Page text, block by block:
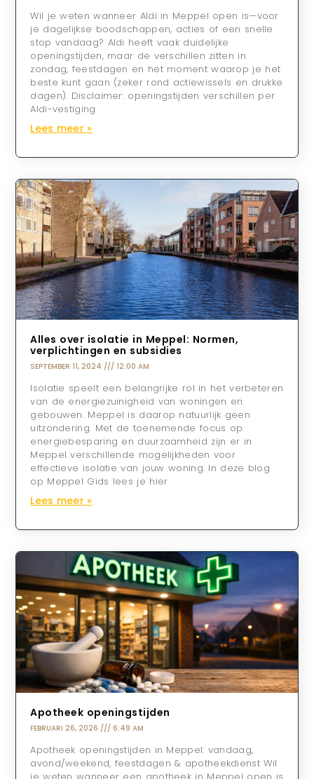
Wil je weten wanneer Aldi in Meppel open is—voor
je dagelijkse boodschappen, acties of een snelle
stop vandaag? Aldi heeft vaak duidelijke
openingstijden, maar de verschillen zitten in
zondag, feestdagen en het moment waarop je het
beste kunt gaan (zeker rond actiewissels en drukke
dagen). Disclaimer: openingstijden verschillen per
Aldi-vestiging
Lees meer »
Alles over isolatie in Meppel: Normen,
verplichtingen en subsidies
SEPTEMBER 11, 2024 12:00 AM
Isolatie speelt een belangrijke rol in het verbeteren
van de energiezuinigheid van woningen en
gebouwen. Meppel is daarop natuurlijk geen
uitzondering. Met de toenemende focus op
energiebesparing en duurzaamheid zijn er in
Meppel verschillende mogelijkheden voor
effectieve isolatie van jouw woning. In deze blog
op Meppel Gids lees je hier
Lees meer »
Apotheek openingstijden
FEBRUARI 26, 2026 6:49 AM
Apotheek openingstijden in Meppel: vandaag,
avond/weekend, feestdagen & apotheekdienst Wil